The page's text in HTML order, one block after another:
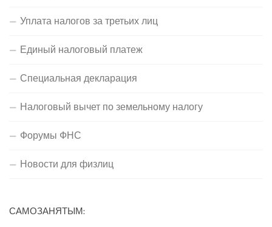
Уплата налогов за третьих лиц
Единый налоговый платеж
Специальная декларация
Налоговый вычет по земельному налогу
Форумы ФНС
Новости для физлиц
САМОЗАНЯТЫМ: